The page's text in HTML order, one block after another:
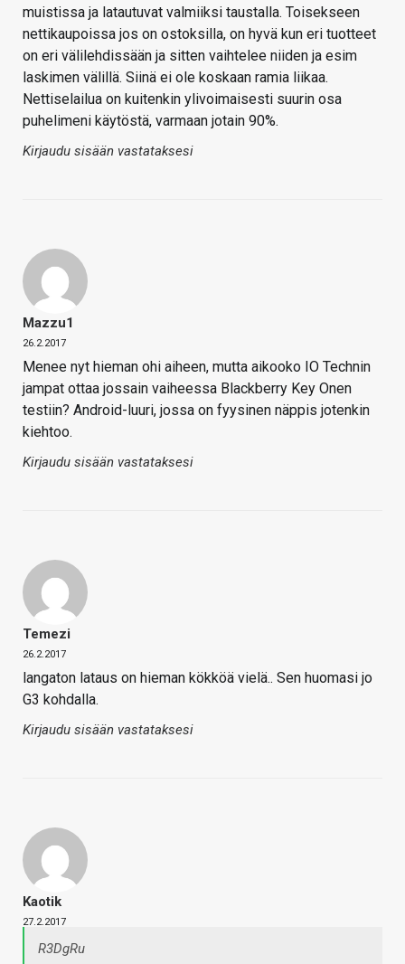
muistissa ja latautuvat valmiiksi taustalla. Toisekseen
nettikaupoissa jos on ostoksilla, on hyvä kun eri tuotteet
on eri välilehdissään ja sitten vaihtelee niiden ja esim
laskimen välillä. Siinä ei ole koskaan ramia liikaa.
Nettiselailua on kuitenkin ylivoimaisesti suurin osa
puhelimeni käytöstä, varmaan jotain 90%.
Kirjaudu sisään vastataksesi
Mazzu1
26.2.2017
Menee nyt hieman ohi aiheen, mutta aikooko IO Technin
jampat ottaa jossain vaiheessa Blackberry Key Onen
testiin? Android-luuri, jossa on fyysinen näppis jotenkin
kiehtoo.
Kirjaudu sisään vastataksesi
Temezi
26.2.2017
langaton lataus on hieman kökköä vielä.. Sen huomasi jo
G3 kohdalla.
Kirjaudu sisään vastataksesi
Kaotik
27.2.2017
R3DgRu